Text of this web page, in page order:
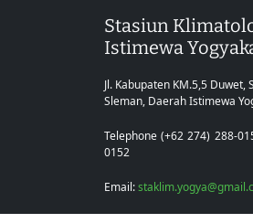
Stasiun
Istimewa
Jl. Kabupaten KM.5,5 Duwet,
Sleman, Daerah Istimewa
Telephone (+62 274) 288-
0152
Email: